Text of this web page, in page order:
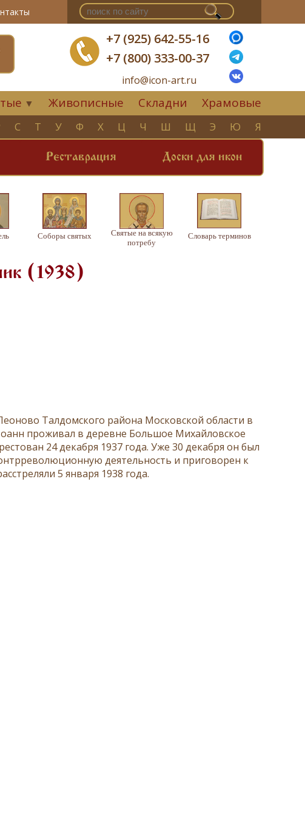
+7 (925) 642-55-16
+7 (800) 333-00-37
info@icon-art.ru
▼ Живописные Складни Храмовые
С Т У Ф Х Ц Ч Ш Щ Э Ю Я
Реставрация Доски для икон
Соборы святых
Святые на всякую
потребу
Словарь терминов
(1938)
Талдомского района Московской области в
проживал в деревне Большое Михайловское
24 декабря 1937 года. Уже 30 декабря он был
деятельность и приговорен к
5 января 1938 года.